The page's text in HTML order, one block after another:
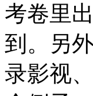
考卷里
到。另
录影视